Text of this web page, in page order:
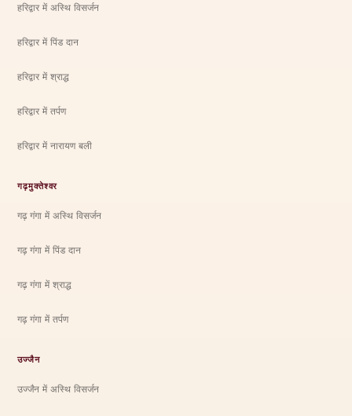
हरिद्वार में अस्थि विसर्जन
हरिद्वार में पिंड दान
हरिद्वार में श्राद्ध
हरिद्वार में तर्पण
हरिद्वार में नारायण बली
गढ़मुक्तेश्वर
गढ़ गंगा में अस्थि विसर्जन
गढ़ गंगा में पिंड दान
गढ़ गंगा में श्राद्ध
गढ़ गंगा में तर्पण
उज्जैन
उज्जैन में अस्थि विसर्जन